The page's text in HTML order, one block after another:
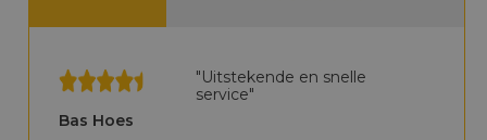
Bas Hoes
"Uitstekende en snelle
service"